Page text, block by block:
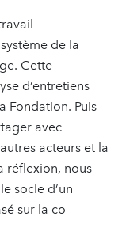
de la
Cette
d’entretiens
Fondation. Puis
avec
acteurs et la
réflexion, nous
socle d’un
sur la co-